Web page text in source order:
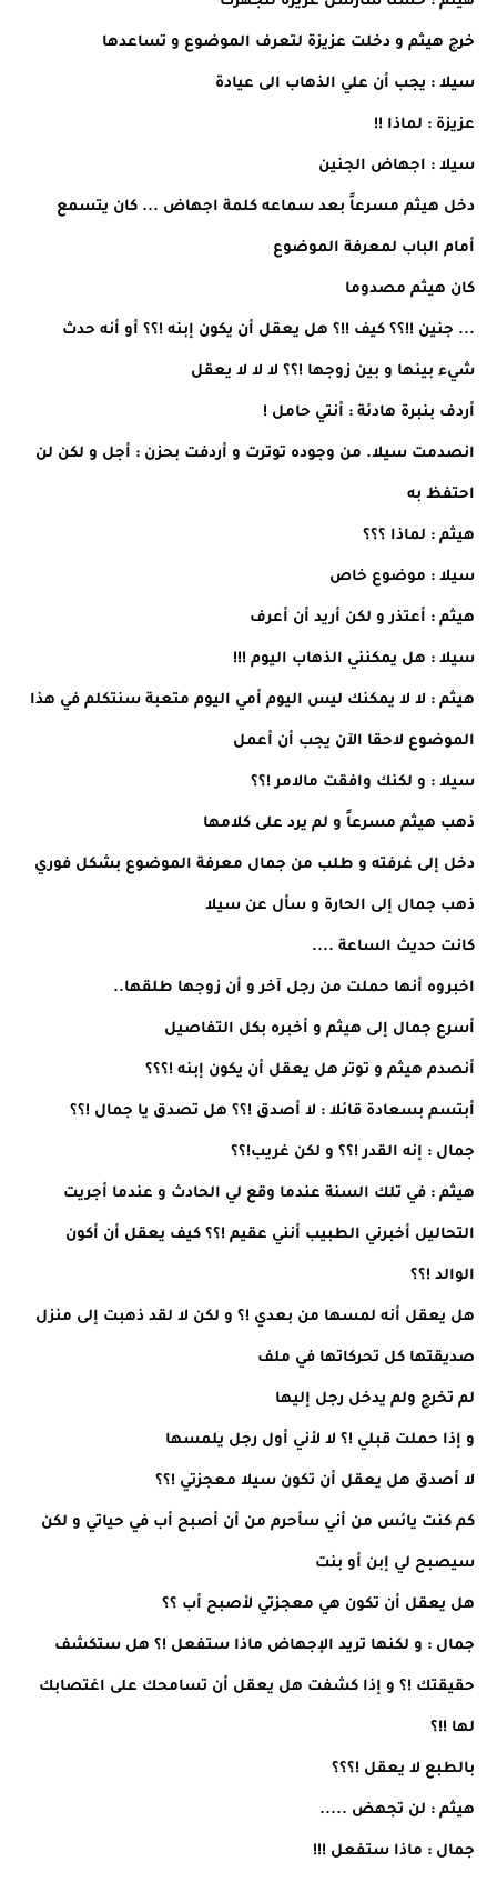
خرج هيثم و دخلت عزيزة لتعرف الموضوع و تساعدها
سيلا : يجب أن علي الذهاب الى عيادة
عزيزة : لماذا !!
سيلا : اجهاض الجنين
دخل هيثم مسرعاً بعد سماعه كلمة اجهاض ... كان يتسمع
أمام الباب لمعرفة الموضوع
كان هيثم مصدوما
... جنين !!؟؟ كيف !!؟ هل يعقل أن يكون إبنه !؟؟ أو أنه حدث
شيء بينها و بين زوجها !؟؟ لا لا لا يعقل
أردف بنبرة هادئة : أنتي حامل !
انصدمت سيلا. من وجوده توترت و أردفت بحزن : أجل و لكن لن
احتفظ به
هيثم : لماذا ؟؟؟
سيلا : موضوع خاص
هيثم : أعتذر و لكن أريد أن أعرف
سيلا : هل يمكنني الذهاب اليوم !!!
هيثم : لا لا يمكنك ليس اليوم أمي اليوم متعبة سنتكلم في هذا
الموضوع لاحقا الآن يجب أن أعمل
سيلا : و لكنك وافقت مالامر !؟؟
ذهب هيثم مسرعاً و لم يرد على كلامها
دخل إلى غرفته و طلب من جمال معرفة الموضوع بشكل فوري
ذهب جمال إلى الحارة و سأل عن سيلا
كانت حديث الساعة ....
اخبروه أنها حملت من رجل آخر و أن زوجها طلقها..
أسرع جمال إلى هيثم و أخبره بكل التفاصيل
أنصدم هيثم و توتر هل يعقل أن يكون إبنه !؟؟؟
أبتسم بسعادة قائلا : لا أصدق !؟؟ هل تصدق يا جمال !؟؟
جمال : إنه القدر !؟؟ و لكن غريب!؟؟
هيثم : في تلك السنة عندما وقع لي الحادث و عندما أجريت
التحاليل أخبرني الطبيب أنني عقيم !؟؟ كيف يعقل أن أكون
الوالد !؟؟
هل يعقل أنه لمسها من بعدي !؟ و لكن لا لقد ذهبت إلى منزل
صديقتها كل تحركاتها في ملف
لم تخرج ولم يدخل رجل إليها
و إذا حملت قبلي !؟ لا لأني أول رجل يلمسها
لا أصدق هل يعقل أن تكون سيلا معجزتي !؟؟
كم كنت يائس من أني سأحرم من أن أصبح أب في حياتي و لكن
سيصبح لي إبن أو بنت
هل يعقل أن تكون هي معجزتي لأصبح أب ؟؟
جمال : و لكنها تريد الإجهاض ماذا ستفعل !؟ هل ستكشف
حقيقتك !؟ و إذا كشفت هل يعقل أن تسامحك على اغتصابك
لها !!؟
بالطبع لا يعقل !؟؟؟
هيثم : لن تجهض .....
جمال : ماذا ستفعل !!!